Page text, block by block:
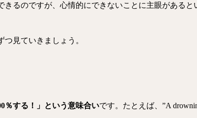
るのですが、心情的にできないことに主眼があると
見ていきましょう。
％する！」という意味合いです。たとえば、”A